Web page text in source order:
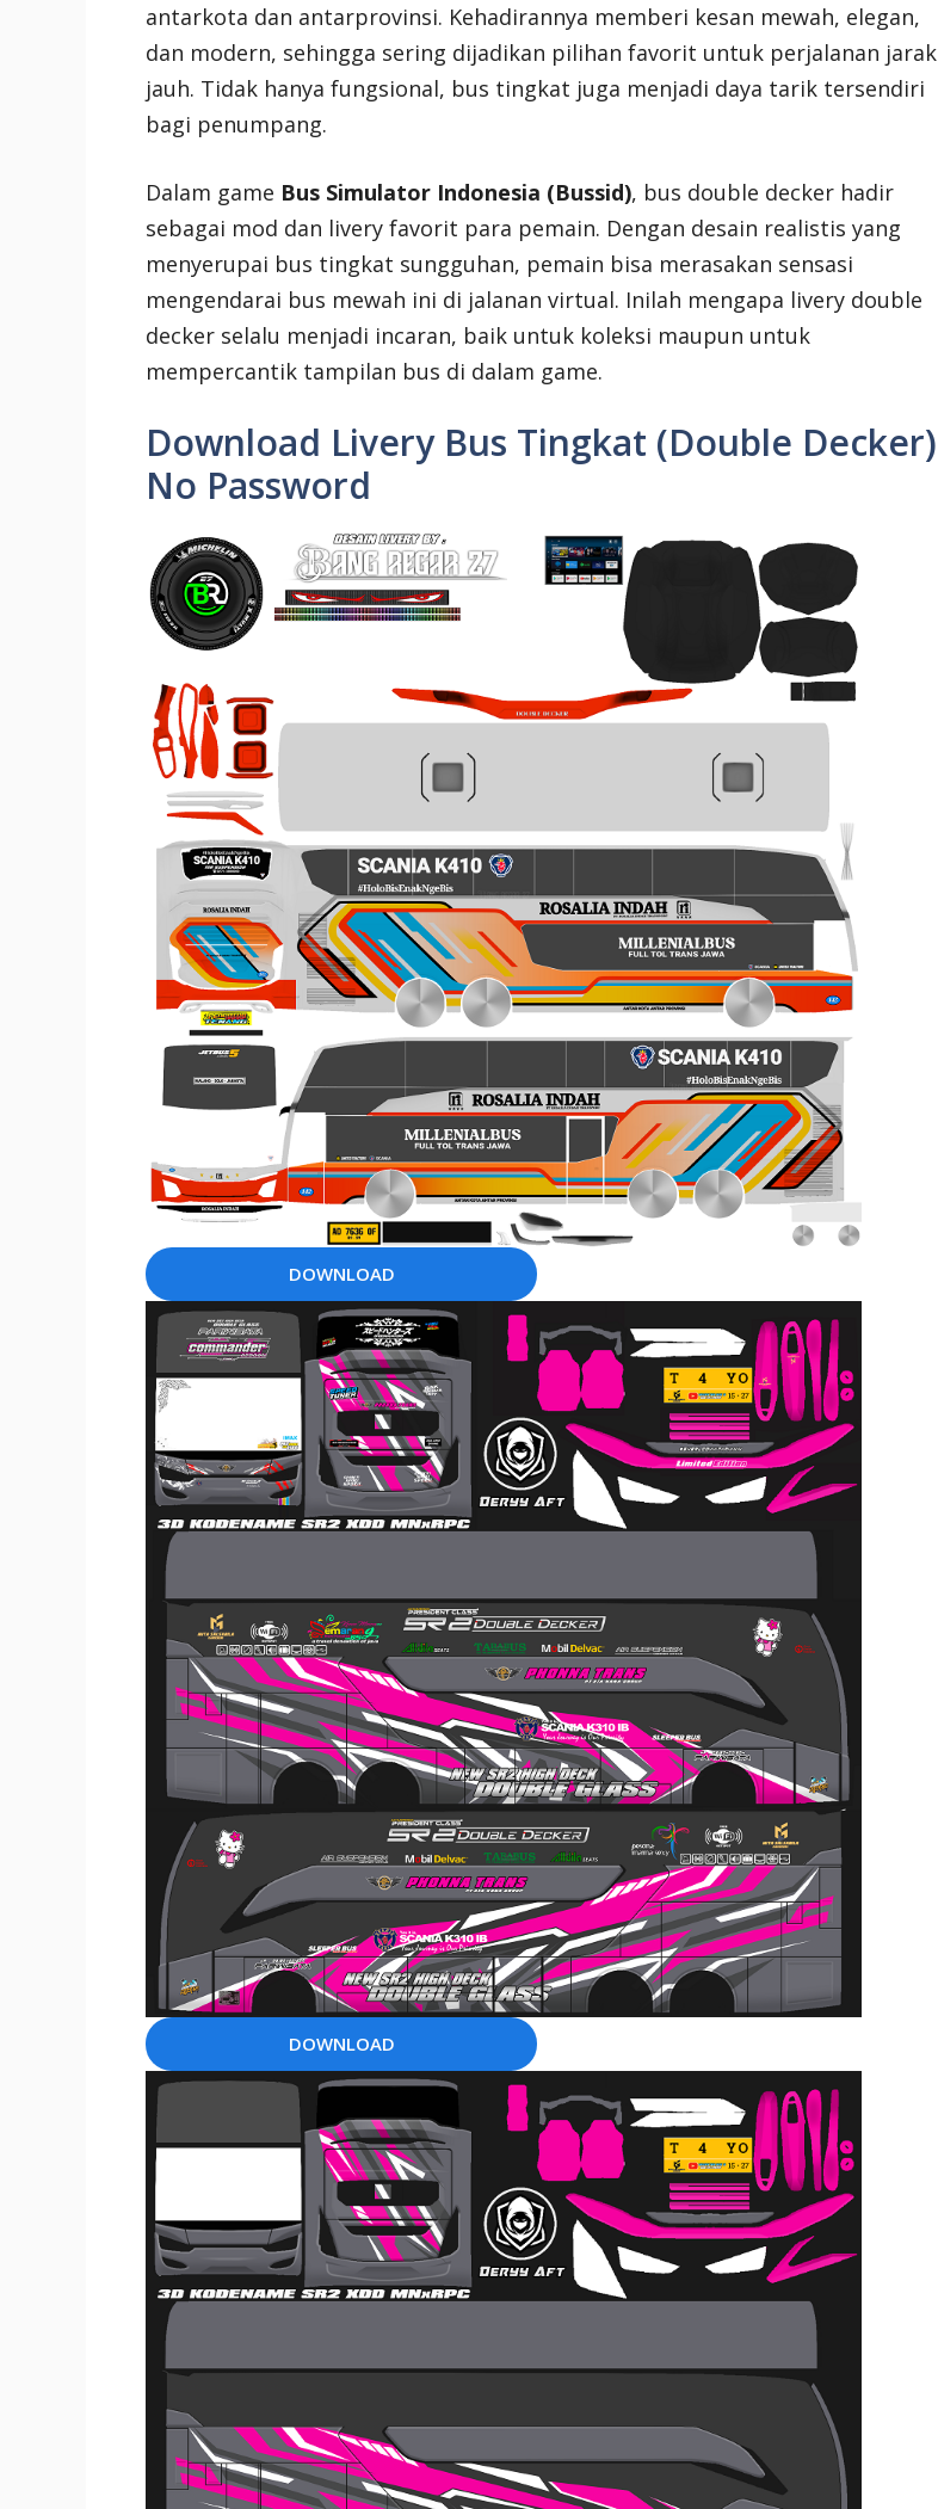
antarkota dan antarprovinsi. Kehadirannya memberi kesan mewah, elegan,
dan modern, sehingga sering dijadikan pilihan favorit untuk perjalanan jarak
jauh. Tidak hanya fungsional, bus tingkat juga menjadi daya tarik tersendiri
bagi penumpang.
Dalam game Bus Simulator Indonesia (Bussid), bus double decker hadir
sebagai mod dan livery favorit para pemain. Dengan desain realistis yang
menyerupai bus tingkat sungguhan, pemain bisa merasakan sensasi
mengendarai bus mewah ini di jalanan virtual. Inilah mengapa livery double
decker selalu menjadi incaran, baik untuk koleksi maupun untuk
mempercantik tampilan bus di dalam game.
Download Livery Bus Tingkat (Double Decker)
No Password
DOWNLOAD
DOWNLOAD